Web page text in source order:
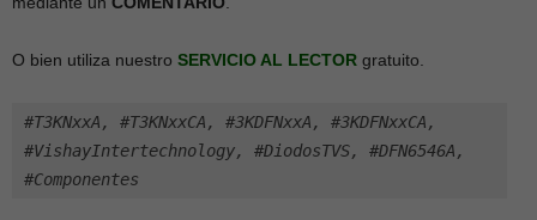
O bien utiliza nuestro SERVICIO AL LECTOR gratuito.
#T3KNxxA, #T3KNxxCA, #3KDFNxxA, #3KDFNxxCA,
#VishayIntertechnology, #DiodosTVS, #DFN6546A,
#Componentes